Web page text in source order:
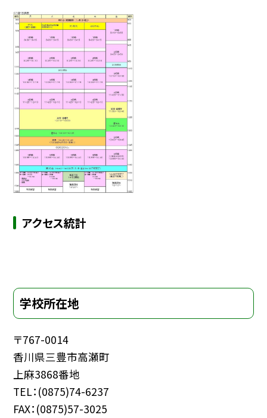
アクセス統計
学校所在地
〒767-0014
香川県三豊市高瀬町
上麻3868番地
TEL：(0875)74-6237
FAX：(0875)57-3025